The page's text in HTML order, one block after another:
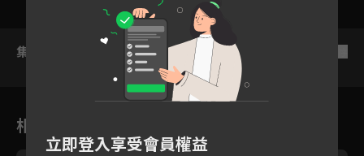
集數列表
相關花絮
立即登入享受會員權益